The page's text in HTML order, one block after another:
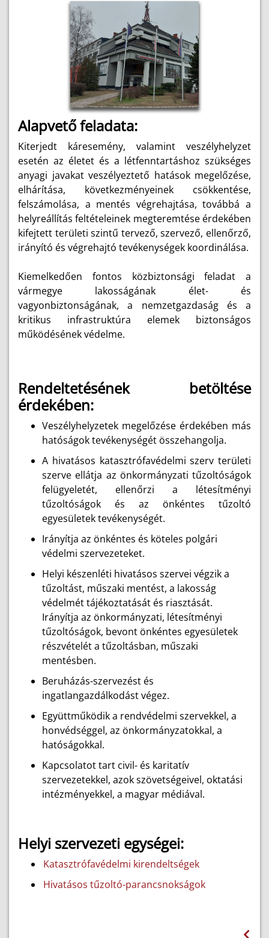
Alapvető feladata:
Kiterjedt káresemény, valamint veszélyhelyzet
esetén az életet és a létfenntartáshoz szükséges
anyagi javakat veszélyeztető hatások megelőzése,
elhárítása, következményeinek csökkentése,
felszámolása, a mentés végrehajtása, továbbá a
helyreállítás feltételeinek megteremtése érdekében
kifejtett területi szintű tervező, szervező, ellenőrző,
irányító és végrehajtó tevékenységek koordinálása.
Kiemelkedően fontos közbiztonsági feladat a
vármegye lakosságának élet- és
vagyonbiztonságának, a nemzetgazdaság és a
kritikus infrastruktúra elemek biztonságos
működésének védelme.
Rendeltetésének betöltése
érdekében:
Veszélyhelyzetek megelőzése érdekében más
hatóságok tevékenységét összehangolja.
A hivatásos katasztrófavédelmi szerv területi
szerve ellátja az önkormányzati tűzoltóságok
felügyeletét, ellenőrzi a létesítményi
tűzoltóságok és az önkéntes tűzoltó
egyesületek tevékenységét.
Irányítja az önkéntes és köteles polgári
védelmi szervezeteket.
Helyi készenléti hivatásos szervei végzik a
tűzoltást, műszaki mentést, a lakosság
védelmét tájékoztatását és riasztását.
Irányítja az önkormányzati, létesítményi
tűzoltóságok, bevont önkéntes egyesületek
részvételét a tűzoltásban, műszaki
mentésben.
Beruházás-szervezést és
ingatlangazdálkodást végez.
Együttműködik a rendvédelmi szervekkel, a
honvédséggel, az önkormányzatokkal, a
hatóságokkal.
Kapcsolatot tart civil- és karitatív
szervezetekkel, azok szövetségeivel, oktatási
intézményekkel, a magyar médiával.
Helyi szervezeti egységei:
Katasztrófavédelmi kirendeltségek
Hivatásos tűzoltó-parancsnokságok